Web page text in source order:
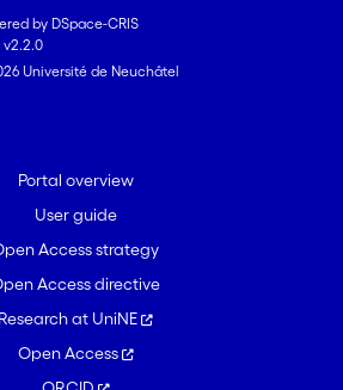
by DSpace-CRIS
v2.2.0
Université de Neuchâtel
Portal overview
User guide
Access strategy
Access directive
Research at UniNE
Open Access